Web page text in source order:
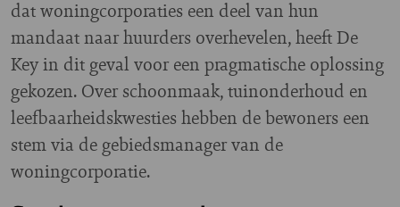
dat woningcorporaties een deel van hun
mandaat naar huurders overhevelen, heeft De
Key in dit geval voor een pragmatische oplossing
gekozen. Over schoonmaak, tuinonderhoud en
leefbaarheidskwesties hebben de bewoners een
stem via de gebiedsmanager van de
woningcorporatie.